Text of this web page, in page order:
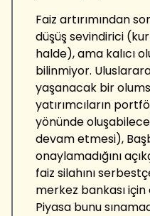
Faiz artırımından
düşüş sevindirici
halde), ama kalıcı
bilinmiyor.
yaşanacak bir
yatırımcıların
yönünde
devam etmesi),
onaylamadığını
faiz silahını
merkez bankası
Piyasa bunu